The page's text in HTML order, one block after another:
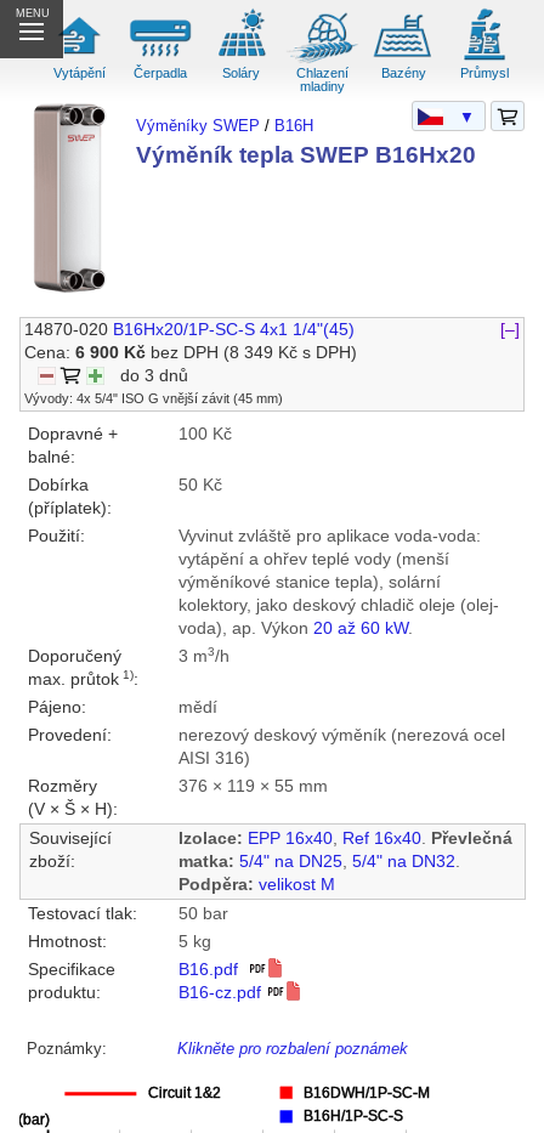
MENU
Vytápění Čerpadla Soláry
Chlazení
mladiny
Bazény Průmysl
Výměníky SWEP / B16H
Výměník tepla SWEP B16Hx20
14870-020 B16Hx20/1P-SC-S 4x1 1/4"(45)
[–]
Cena:6 900 Kč bez DPH (8 349 Kč s DPH)
do 3 dnů
Vývody: 4x 5/4" ISO G vnější závit (45 mm)
Dopravné +
balné:
100 Kč
Dobírka
(příplatek):
50 Kč
Použití:
Vyvinut zvláště pro aplikace voda-voda:
vytápění a ohřev teplé vody (menší
výměníkové stanice tepla), solární
kolektory, jako deskový chladič oleje (olej-
voda), ap. Výkon 20 až 60 kW.
Doporučený
max. průtok1):
3 m3/h
Pájeno:
mědí
Provedení:
nerezový deskový výměník (nerezová ocel
AISI 316)
Rozměry
(V × Š × H):
376 × 119 × 55 mm
Související
zboží:
Izolace: EPP 16x40, Ref 16x40. Převlečná
matka: 5/4" na DN25, 5/4" na DN32.
Podpěra: velikost M
Testovací tlak:
50 bar
Hmotnost:
5 kg
Specifikace
produktu:
B16.pdf
B16-cz.pdf
Poznámky: Klikněte pro rozbalení poznámek
▼